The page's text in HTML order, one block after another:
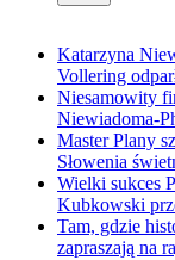
Katarzyna
Vollering
Niesamowity
Niewiadoma-
Master Plany
Słowenia
Wielki sukces
Kubkowski
Tam, gdzie
zapraszają na